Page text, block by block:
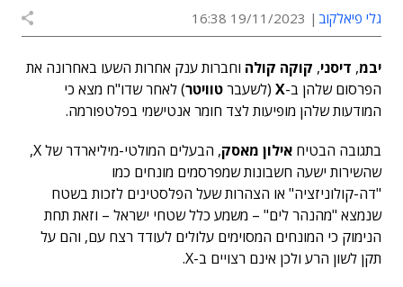
גלי פיאלקוב 19/11/2023 16:38
יבמ, דיסני, קוקה קולה וחברות ענק אחרות השעו באחרונה את
הפרסום שלהן ב-X (לשעברטוויטר) לאחר שדו"ח מצא כי
המודעות שלהן מופיעות לצד חומר אנטישמי בפלטפורמה.
בתגובה הבטיח אילון מאסק
, הבעלים המולטי-מיליארדר של X,
שהשירות ישעה חשבונות שמפרסמים מונחים כמו
"דה-קולוניזציה" או הצהרות שעל הפלסטינים לזכות בשטח
שנמצא "מהנהר לים" – משמע כלל שטחי ישראל – וזאת תחת
הנימוק כי המונחים המסוימים עלולים לעודד רצח עם, והם על
תקן לשון הרע ולכן אינם רצויים ב-X.